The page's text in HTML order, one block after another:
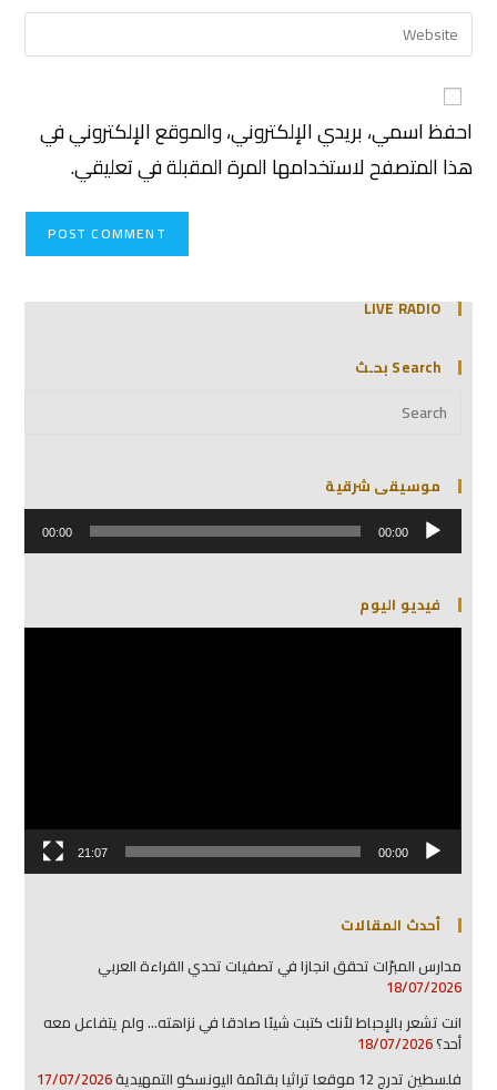
احفظ اسمي، بريدي الإلكتروني، والموقع الإلكتروني في
هذا المتصفح لاستخدامها المرة المقبلة في تعليقي.
LIVE RADIO
Search بحـث
موسيقى شرقية
مشغل
الصوت 00:00
00:00
فيديو اليوم
00:00
21:07
أحدث المقالات
مدارس المبرّات تحقق انجازا في تصفيات تحدي القراءة العربي
18/07/2026
انت تشعر بالإحباط لأنك كتبت شيئا صادقا في نزاهته… ولم يتفاعل معه
أحد؟18/07/2026
فلسطين تدرج 12 موقعا تراثيا بقائمة اليونسكو التمهيدية
17/07/2026